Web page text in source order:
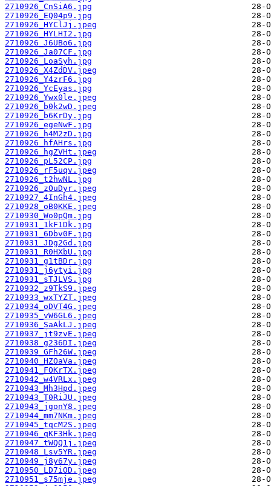
2710926_CnSiA6.jpg
2710926_EQ04p9.jpg
2710926_HYClJj.jpeg
2710926_HYLHI2.jpg
2710926_J6UBo6.jpg
2710926_Ja07CF.jpg
2710926_LoaSyh.jpg
2710926_X4ZdDV.jpeg
2710926_Y4zrF6.jpg
2710926_YcEyas.jpg
2710926_Ywx0le.jpeg
2710926_b0k2wD.jpeg
2710926_b6KrDy.jpg
2710926_egeNwF.jpg
2710926_h4M2zD.jpg
2710926_hfAHrs.jpg
2710926_hgZVHt.jpeg
2710926_pL52CP.jpg
2710926_rF5uqv.jpeg
2710926_t2hwNL.jpg
2710926_zOuDyr.jpeg
2710927_4InGh4.jpeg
2710928_oB0KKE.jpeg
2710930_Wo0pQm.jpg
2710931_1kF1Dk.jpg
2710931_6Dbv0F.jpg
2710931_JDg2Gd.jpg
2710931_R0HXbU.jpg
2710931_g1tBDr.jpg
2710931_j6ytyi.jpg
2710931_sTJLVS.jpg
2710932_z9TkS9.jpeg
2710933_wxTYZT.jpeg
2710934_oDVT4G.jpeg
2710935_vW6GL6.jpeg
2710936_SaAkLJ.jpeg
2710937_jt9zvE.jpeg
2710938_g236DI.jpeg
2710939_GFh26W.jpeg
2710940_HZOaVa.jpeg
2710941_FOKrTX.jpeg
2710942_w4VRLx.jpeg
2710943_Mh3Hpd.jpeg
2710943_T0RiJU.jpeg
2710943_jgonY8.jpeg
2710944_mm7NKm.jpeg
2710945_tqcM2S.jpeg
2710946_qKF3Hk.jpeg
2710947_tWQQ1j.jpeg
2710948_Lsv5YR.jpeg
2710949_j8y67y.jpeg
2710950_LD7iOD.jpeg
2710951_s75mje.jpeg